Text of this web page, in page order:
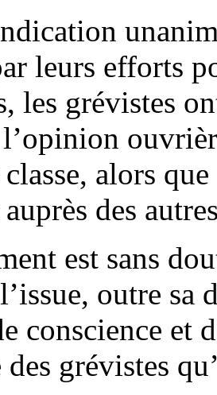
leurs efforts
les grévistes
alors
des
est sans
outre sa
conscience et
grévistes